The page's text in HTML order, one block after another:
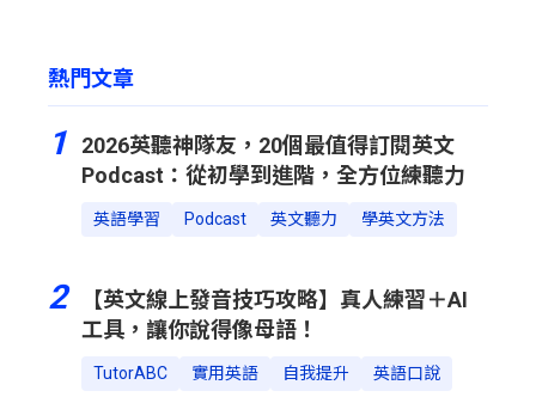
熱門文章
1
2026英聽神隊友，20個最值得訂閱英文
Podcast：從初學到進階，全方位練聽力
英語學習 Podcast 英文聽力 學英文方法
2
【英文線上發音技巧攻略】真人練習＋AI
工具，讓你說得像母語！
TutorABC 實用英語 自我提升 英語口說